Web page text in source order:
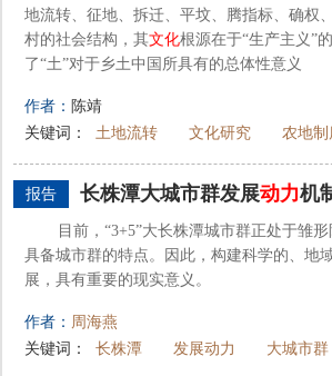
地流转、征地、拆迁、平坟、腾指标、确权
村的社会结构，其文化根源在于“生产主义”
了“土”对于乡土中国所具有的总体性意义
作者： 陈靖
关键词：
土地流转 文化研究 农地制
报告 长株潭大城市群发展动力机
目前，“3+5”大长株潭城市群正处于雏
具备城市群的特点。因此，构建科学的、地
展，具有重要的现实意义。
作者： 周海燕
关键词：
长株潭 发展动力 大城市群